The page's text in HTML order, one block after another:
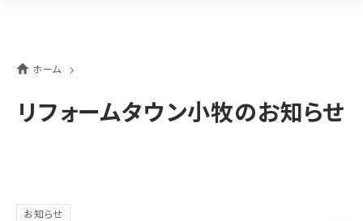
ホーム
リフォームタウン小牧のお知らせ
お知らせ